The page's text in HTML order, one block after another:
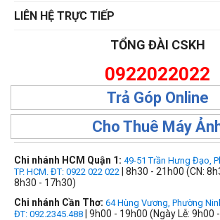
LIÊN HỆ TRỰC TIẾP
TỔNG ĐÀI CSKH
0922022022
Trả Góp Online
Cho Thuê Máy
Chi nhánh HCM Quận 1: 49-51 Trần Hưng Đạo,
TP. HCM. ĐT: 0922 022 022 | 8h30 - 21h00 (CN:
8h30 - 17h30)
Chi nhánh Cần Thơ: 64 Hùng Vương, Phường
ĐT: 092.2345.488 | 9h00 - 19h00 (Ngày Lễ: 9h00